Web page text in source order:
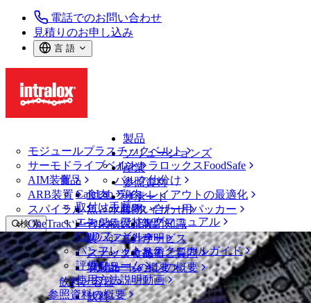
電話でのお問い合わせ
見積りのお申し込み
言 語
製品
モジュールプラスチックベルト
サーモドライブベルト
AIM装置
ARB装置
スパイラル
OneTrackツールおよび部品
ソリューションズ
イントラロックスFoodSafe
バルク仕分け
ラインレイアウトの最適化
パレタイザー用パッカー
専門知識
サービス
技術
ソリューションの概要
産業
食品
食肉、鶏肉
魚と水産物
青果物
製パン
スナック食品
乳製品
飲料と容器
飲料
参照資料
CalcLab
取付け手順
エンジニアリングマニュアル
CADファイル
パンフレット・テクニカルガイド
評価フォーム
使用方法説明動画
参照資料の概要
サポート
お問い合わせ
保証
方針声明
よくあるご質問
サポートの概要
検 索
メニューを開く
ベルトファインダー
ベルトファインダー
モジュールプラスチックベルト